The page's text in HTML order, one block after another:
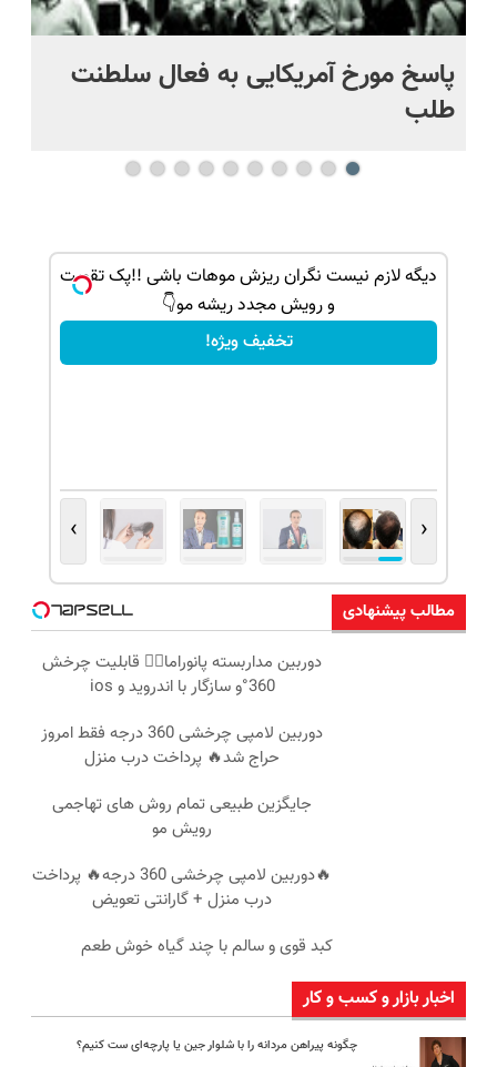
پاسخ مورخ آمریکایی به فعال سلطنت
طلب
دیگه لازم نیست نگران ریزش موهات باشی !!پک تقویت
و رویش مجدد ریشه مو👇
تخفیف ویژه!
‹
›
مطالب پیشنهادی
دوربین مداربسته پانوراما👈🏻 قابلیت چرخش
360°و سازگار با اندروید و ios
دوربین لامپی چرخشی 360 درجه فقط امروز
حراج شد🔥 پرداخت درب منزل
جایگزین طبیعی تمام روش های تهاجمی
رویش مو
🔥دوربین لامپی چرخشی 360 درجه🔥 پرداخت
درب منزل + گارانتی تعویض
کبد قوی و سالم با چند گیاه خوش طعم
اخبار بازار و کسب و کار
چگونه پیراهن مردانه را با شلوار جین یا پارچه‌ای ست کنیم؟